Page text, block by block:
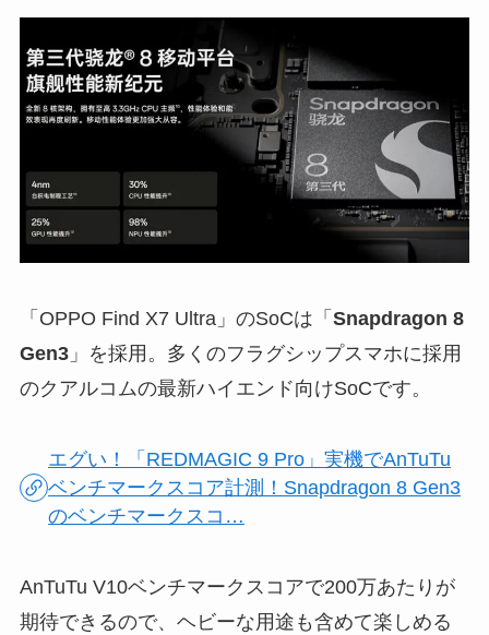
「OPPO Find X7 Ultra」のSoCは「 Snapdragon 8
Gen3」を採用。多くのフラグシップスマホに採用
のクアルコムの最新ハイエンド向けSoCです。
エグい！「REDMAGIC 9 Pro」実機でAnTuTu
ベンチマークスコア計測！Snapdragon 8 Gen3
のベンチマークスコ…
AnTuTu V10ベンチマークスコアで200万あたりが
期待できるので、ヘビーな用途も含めて楽しめる